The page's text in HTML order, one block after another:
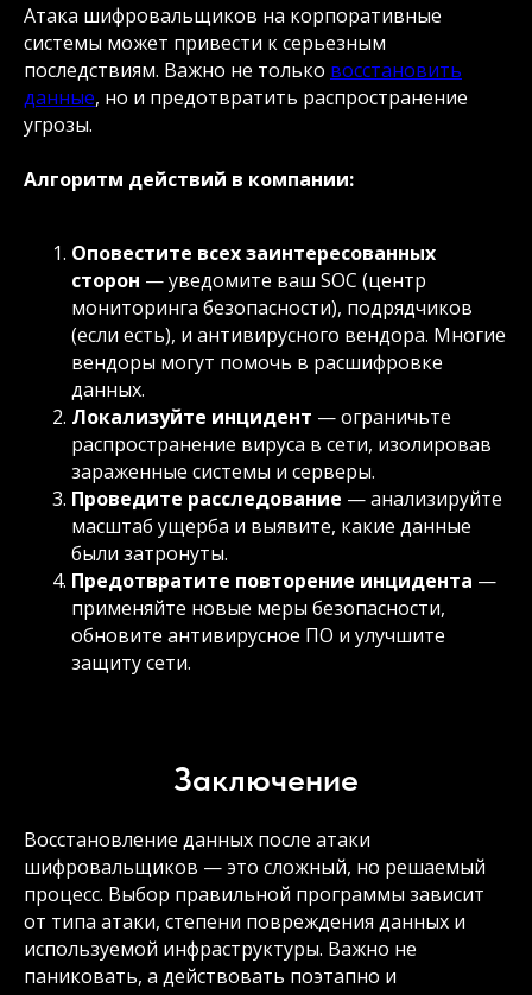
Атака шифровальщиков на корпоративные
системы может привести к серьезным
последствиям. Важно не только восстановить
данные, но и предотвратить распространение
угрозы.
Алгоритм действий в компании:
Оповестите всех заинтересованных
сторон — уведомите ваш SOC (центр
мониторинга безопасности), подрядчиков
(если есть), и антивирусного вендора. Многие
вендоры могут помочь в расшифровке
данных.
Локализуйте инцидент — ограничьте
распространение вируса в сети, изолировав
зараженные системы и серверы.
Проведите расследование — анализируйте
масштаб ущерба и выявите, какие данные
были затронуты.
Предотвратите повторение инцидента —
применяйте новые меры безопасности,
обновите антивирусное ПО и улучшите
защиту сети.
Заключение
Восстановление данных после атаки
шифровальщиков — это сложный, но решаемый
процесс. Выбор правильной программы зависит
от типа атаки, степени повреждения данных и
используемой инфраструктуры. Важно не
паниковать, а действовать поэтапно и